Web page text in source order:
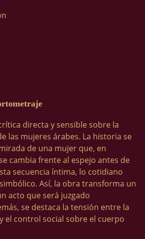
directa y sensible sobre la
las mujeres árabes. La historia se
de una mujer que, en
cambia frente al espejo antes de
secuencia íntima, lo cotidiano
Así, la obra transforma un
acto que será juzgado
se destaca la tensión entre la
el control social sobre el cuerpo